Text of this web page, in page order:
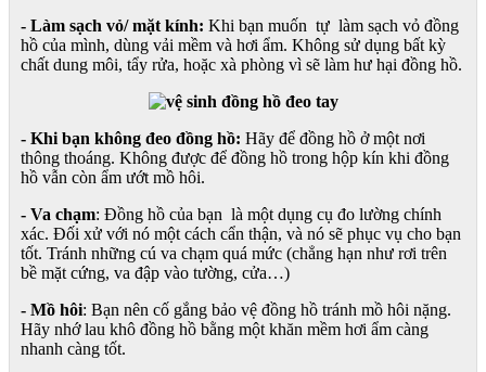
- Làm sạch vỏ/ mặt kính: Khi bạn muốn tự làm sạch vỏ đồng
hồ của mình, dùng vải mềm và hơi ẩm. Không sử dụng bất kỳ
chất dung môi, tẩy rửa, hoặc xà phòng vì sẽ làm hư hại đồng hồ.
- Khi bạn không đeo đồng hồ: Hãy để đồng hồ ở một nơi
thông thoáng. Không được để đồng hồ trong hộp kín khi đồng
hồ vẫn còn ẩm ướt mồ hôi.
- Va chạm: Đồng hồ của bạn là một dụng cụ đo lường chính
xác. Đối xử với nó một cách cẩn thận, và nó sẽ phục vụ cho bạn
tốt. Tránh những cú va chạm quá mức (chẳng hạn như rơi trên
bề mặt cứng, va đập vào tường, cửa…)
- Mồ hôi: Bạn nên cố gắng bảo vệ đồng hồ tránh mồ hôi nặng.
Hãy nhớ lau khô đồng hồ bằng một khăn mềm hơi ẩm càng
nhanh càng tốt.